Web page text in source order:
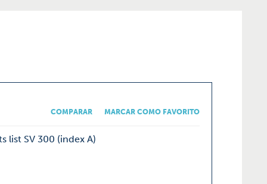
COMPARAR MARCAR COMO FAVORITO
list SV 300 (index A)